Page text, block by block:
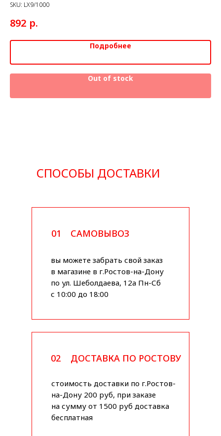
SKU: LX9/1000
892 р.
Подробнее
Out of stock
СПОСОБЫ ДОСТАВКИ
САМОВЫВОЗ
01
вы можете забрать свой заказ
в магазине в г.Ростов-на-Дону
по ул. Шеболдаева, 12а Пн-Сб
с 10:00 до 18:00
ДОСТАВКА ПО РОСТОВУ
02
стоимость доставки по г.Ростов-
на-Дону 200 руб, при заказе
на сумму от 1500 руб доставка
бесплатная